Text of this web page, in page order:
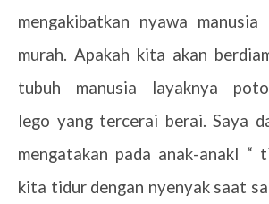
mengakibatkan nyawa
murah. Apakah kita akan
tubuh manusia layaknya
lego yang tercerai berai. Saya
mengatakan pada anak-anakl “
kita tidur dengan nyenyak saat